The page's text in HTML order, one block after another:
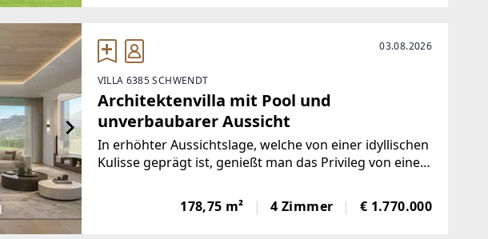
03.08.2026
VILLA 6385 SCHWENDT
Architektenvilla mit Pool und
unverbaubarer Aussicht
In erhöhter Aussichtslage, welche von einer idyllischen
Kulisse geprägt ist, genießt man das Privileg von einem
auf das imposante Massiv des Wilden Kaiser und die
umliegende traumhafte Berglandschaft
178,75 m² 4 Zimmer € 1.770.000